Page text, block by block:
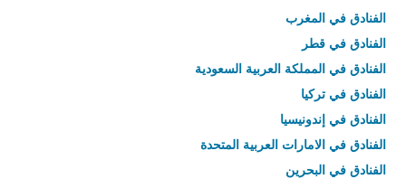
الفنادق في المغرب
الفنادق في قطر
الفنادق في المملكة العربية السعودية
الفنادق في تركيا
الفنادق في إندونيسيا
الفنادق في الامارات العربية المتحدة
الفنادق في البحرين